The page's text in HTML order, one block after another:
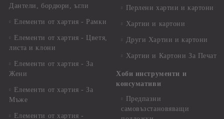
Дантели, бордюри, ъгли
Елементи от хартия - Рамки
Елементи от хартия - Цветя,
листа и клони
Елементи от хартия - За
Жени
Елементи от хартия - За
Мъже
Елементи от хартия -
Перлени хартии и картони
Хартии и картони
Други Хартии и картони
Хартии и Картони За Печат
Хоби инструменти и
консумативи
Предпазни
самовъзстановяващи